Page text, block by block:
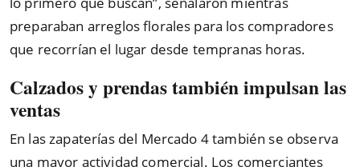
preparaban arreglos florales para los compradores
que recorrían el lugar desde tempranas horas.
Calzados y prendas también impulsan las
ventas
En las zapaterías del Mercado 4 también se observa
una mayor actividad comercial. Los comerciantes